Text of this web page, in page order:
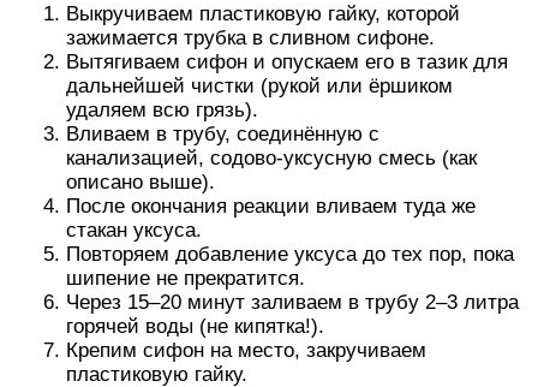
Выкручиваем пластиковую гайку, которой
зажимается трубка в сливном сифоне.
Вытягиваем сифон и опускаем его в тазик для
дальнейшей чистки (рукой или ёршиком
удаляем всю грязь).
Вливаем в трубу, соединённую с
канализацией, содово-уксусную смесь (как
описано выше).
После окончания реакции вливаем туда же
стакан уксуса.
Повторяем добавление уксуса до тех пор, пока
шипение не прекратится.
Через 15–20 минут заливаем в трубу 2–3 литра
горячей воды (не кипятка!).
Крепим сифон на место, закручиваем
пластиковую гайку.